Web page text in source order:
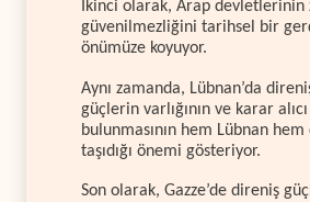
İkinci olarak, Arap devletlerinin
güvenilmezliğini tarihsel bir
önümüze koyuyor.
Aynı zamanda, Lübnan’da
güçlerin varlığının ve karar
bulunmasının hem Lübnan
taşıdığı önemi gösteriyor.
Son olarak, Gazze’de direniş